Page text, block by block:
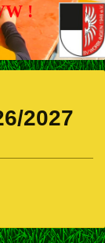
!
2027